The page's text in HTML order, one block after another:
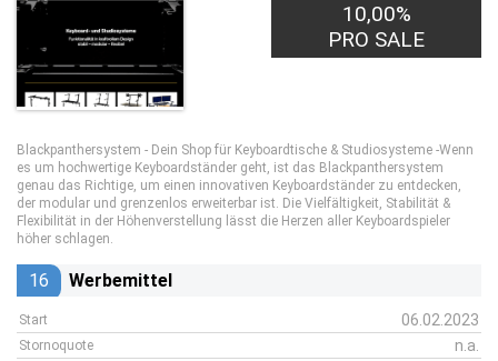
10,00%
PRO SALE
Blackpanthersystem - Dein Shop für Keyboardtische & Studiosysteme -Wenn
es um hochwertige Keyboardständer geht, ist das Blackpanthersystem
genau das Richtige, um einen innovativen Keyboardständer zu entdecken,
der modular und grenzenlos erweiterbar ist. Die Vielfältigkeit, Stabilität &
Flexibilität in der Höhenverstellung lässt die Herzen aller Keyboardspieler
höher schlagen.
16 Werbemittel
Start 06.02.2023
Stornoquote n.a.